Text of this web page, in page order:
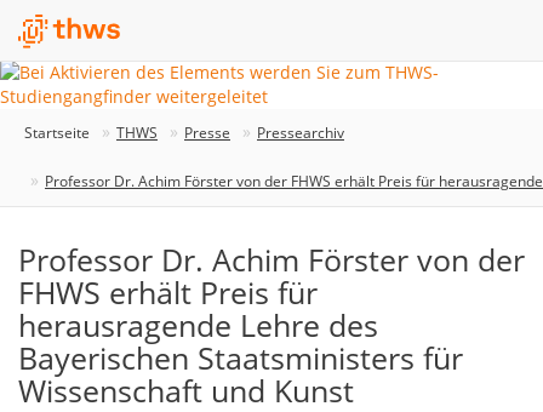
Startseite THWS Presse Pressearchiv
Professor Dr. Achim Förster von der FHWS erhält Preis für
Professor Dr. Achim Förster von der
FHWS erhält Preis für
herausragende Lehre des
Bayerischen Staatsministers für
Wissenschaft und Kunst